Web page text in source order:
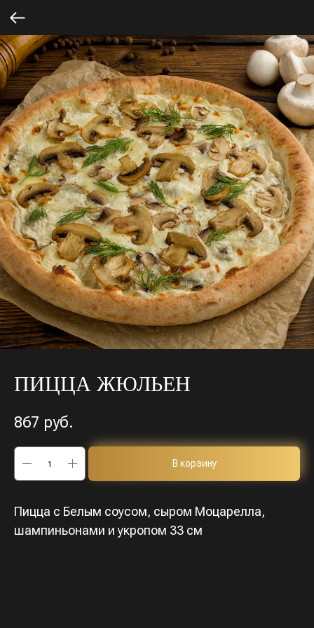
ПИЦЦА ЖЮЛЬЕН
867 руб.
В корзину
Пицца с Белым соусом, сыром Моцарелла,
шампиньонами и укропом 33 см